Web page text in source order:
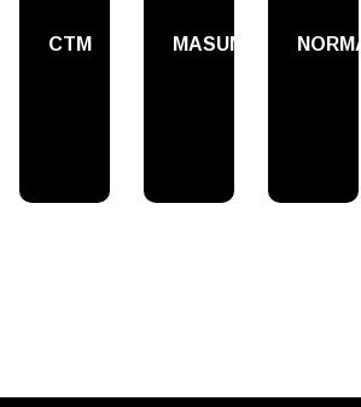
СТМ MASUMA NORMA